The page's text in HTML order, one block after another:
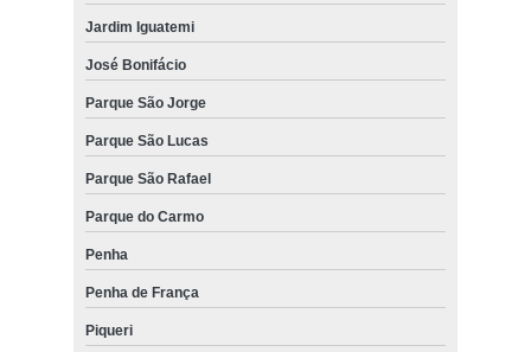
Jardim Iguatemi
José Bonifácio
Parque São Jorge
Parque São Lucas
Parque São Rafael
Parque do Carmo
Penha
Penha de França
Piqueri